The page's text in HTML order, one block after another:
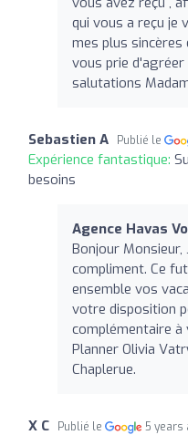
qui vous a reçu je
mes plus sincères
vous prie d'agréer
salutations
Sebastien A Publié le
Expérience fantastique:
besoins
Agence Havas
Bonjour
compliment. Ce
ensemble vos
votre disposition
complémentaire
Planner Olivia
Chaplerue.
X C Publié le 5 years